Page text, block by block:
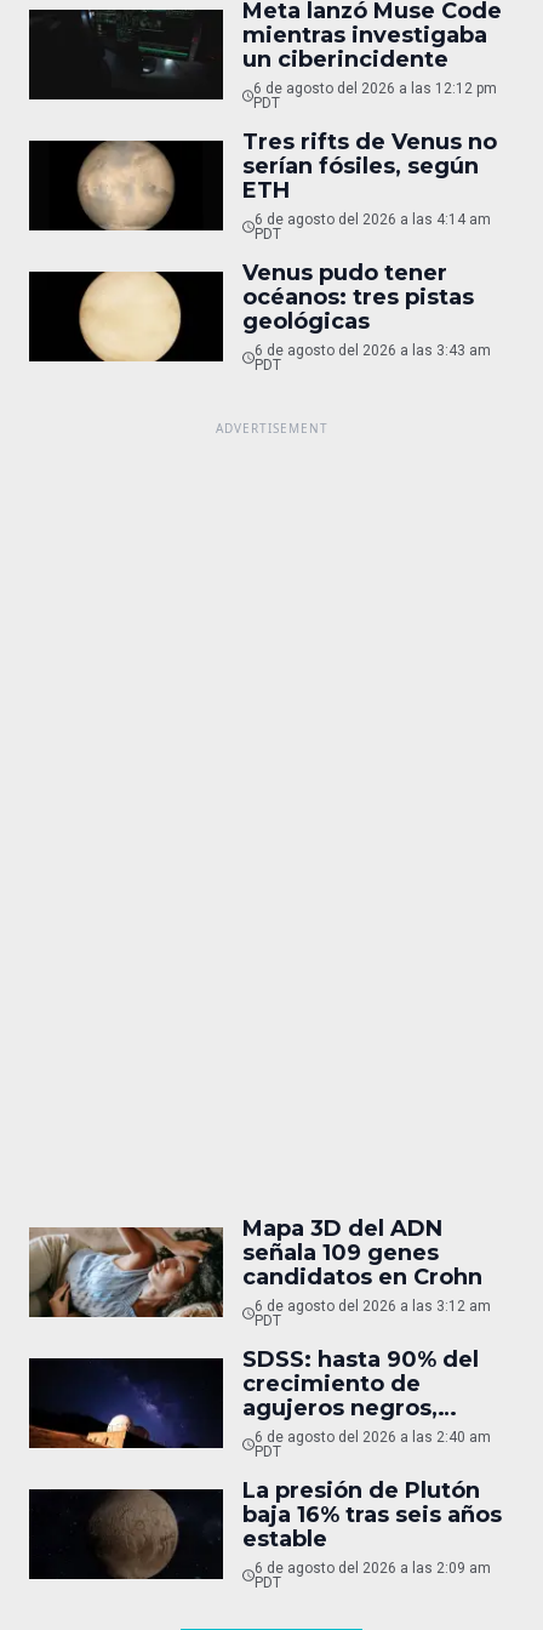
Meta lanzó Muse Code
mientras investigaba
un ciberincidente
6 de agosto del 2026 a las 12:12 pm
PDT
Tres rifts de Venus no
serían fósiles, según
ETH
6 de agosto del 2026 a las 4:14 am
PDT
Venus pudo tener
océanos: tres pistas
geológicas
6 de agosto del 2026 a las 3:43 am
PDT
Mapa 3D del ADN
señala 109 genes
candidatos en Crohn
6 de agosto del 2026 a las 3:12 am
PDT
SDSS: hasta 90% del
crecimiento de
agujeros negros,
oculto
6 de agosto del 2026 a las 2:40 am
PDT
La presión de Plutón
baja 16% tras seis años
estable
6 de agosto del 2026 a las 2:09 am
PDT